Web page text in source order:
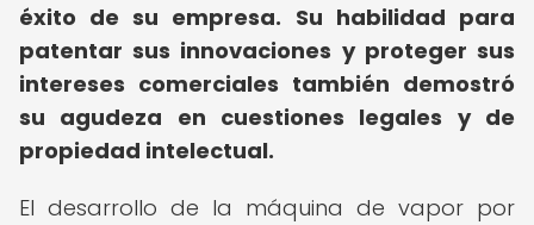
éxito de su empresa. Su habilidad para
patentar sus innovaciones y proteger sus
intereses comerciales también demostró
su agudeza en cuestiones legales y de
propiedad intelectual.
El desarrollo de la máquina de vapor por